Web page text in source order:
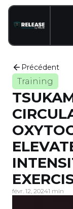
Précédent
Training
févr. 12, 20241 min